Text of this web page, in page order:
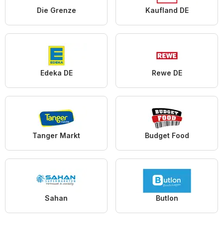
Die Grenze Kaufland DE
Edeka DE Rewe DE
Tanger Markt Budget Food
Sahan Butlon